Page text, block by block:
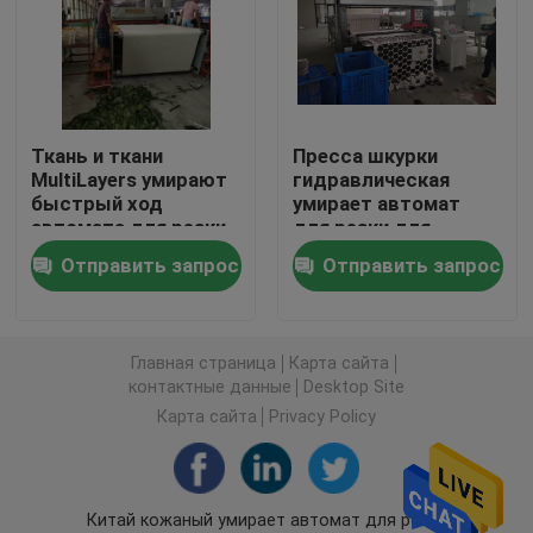
Автомат для резки гидравлический
Машина крена разрезая
Машина резца прокладки ткани
Автомат для резки рулона ткани
Автоматическая распространяя машина
Ультразвуковая выбивая машина
Автомат для резки компьютера
Ткань и ткани
MultiLayers умирают
быстрый ход
автомата для резки
Отправить запрос
Пресса шкурки
гидравлическая
умирает автомат
для резки для
чувствуемого диска
Отправить запрос
Главная страница
Карта сайта
контактные данные
Desktop Site
Карта сайта
Privacy Policy
Китай кожаный умирает автомат для резки